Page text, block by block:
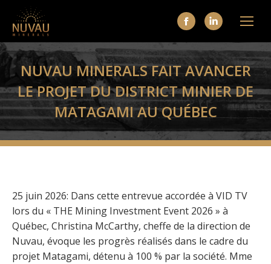
La
page
Facebook
s'ouvre
dans
une
nouvelle
La
page
LinkedIn
s'ouvre
dans
une
nouvelle
NUVAU MINERALS FAIT AVANCER
LE PROJET DU DISTRICT MINIER DE
MATAGAMI AU QUÉBEC
25 juin 2026: Dans cette entrevue accordée à VID TV
lors du « THE Mining Investment Event 2026 » à
Québec, Christina McCarthy, cheffe de la direction de
Nuvau, évoque les progrès réalisés dans le cadre du
projet Matagami, détenu à 100 % par la société. Mme